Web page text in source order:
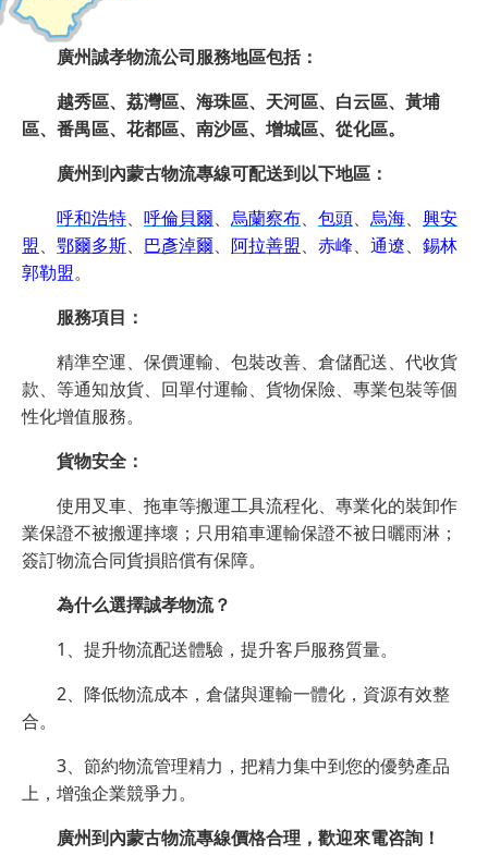
廣州誠孝物流公司服務地區包括：
越秀區、荔灣區、海珠區、天河區、白云區、黃埔
區、番禺區、花都區、南沙區、增城區、從化區。
廣州到內蒙古物流專線可配送到以下地區：
呼和浩特 呼倫貝爾 烏蘭察布 包頭 烏海
興安
盟
鄂爾多斯 巴彥淖爾 阿拉善盟 赤峰 通遼
錫林
郭勒盟。
服務項目：
精準空運、保價運輸、包裝改善、倉儲配送、代收貨
款、等通知放貨、回單付運輸、貨物保險、專業包裝等個
性化增值服務。
貨物安全：
使用叉車、拖車等搬運工具流程化、專業化的裝卸作
業保證不被搬運摔壞；只用箱車運輸保證不被日曬雨淋；
簽訂物流合同貨損賠償有保障。
為什么選擇誠孝物流？
1、提升物流配送體驗，提升客戶服務質量。
2、降低物流成本，倉儲與運輸一體化，資源有效整
合。
3、節約物流管理精力，把精力集中到您的優勢產品
上，增強企業競爭力。
廣州到內蒙古物流專線價格合理，歡迎來電咨詢！